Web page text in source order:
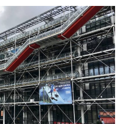
faire autour de